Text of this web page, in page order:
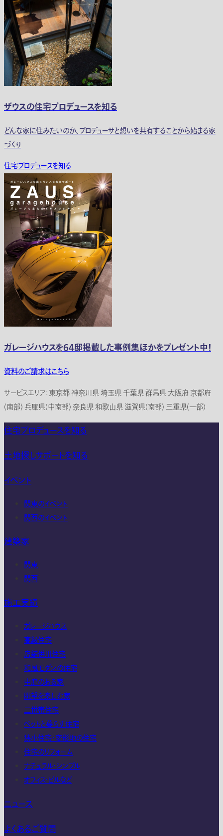
ザウスの住宅プロデュースを知る
どんな家に住みたいのか、プロデューサと想いを共有することから始まる家
づくり
住宅プロデュースを知る
ガレージハウスを64邸掲載した事例集ほかをプレゼント中！
資料のご請求はこちら
サービスエリア：東京都 神奈川県 埼玉県 千葉県 群馬県 大阪府 京都府
(南部) 兵庫県(中南部) 奈良県 和歌山県 滋賀県(南部) 三重県(一部)
住宅プロデュースを知る
土地探しサポートを知る
イベント
関東のイベント
関西のイベント
建築家
関東
関西
施工実績
ガレージハウス
高級住宅
店舗併用住宅
和風モダンの住宅
中庭のある家
眺望を楽しむ家
二世帯住宅
ペットと暮らす住宅
狭小住宅・変形地の住宅
住宅のリフォーム
ナチュラル・シンプル
オフィス・ビルなど
ニュース
よくあるご質問